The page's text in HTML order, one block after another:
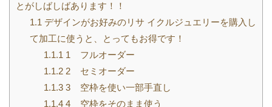
とがしばしばあります！！
1.1 デザインがお好みのリサ イクルジュエリーを購入し
て加工に使うと、とってもお得です！
1.1.1 1 フルオーダー
1.1.22 セミオーダー
1.1.33 空枠を使い一部手直し
1.1.44 空枠をそのまま使う